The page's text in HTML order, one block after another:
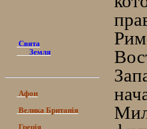
Свята
Земля
Афон
Велика Британія
Греція